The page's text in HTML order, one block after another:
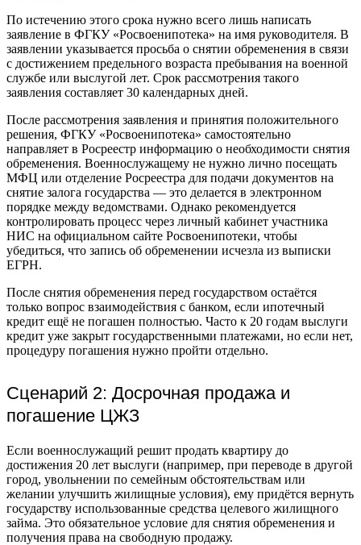
По истечению этого срока нужно всего лишь написать
заявление в ФГКУ «Росвоенипотека» на имя руководителя. В
заявлении указывается просьба о снятии обременения в связи
с достижением предельного возраста пребывания на военной
службе или выслугой лет. Срок рассмотрения такого
заявления составляет 30 календарных дней.
После рассмотрения заявления и принятия положительного
решения, ФГКУ «Росвоенипотека» самостоятельно
направляет в Росреестр информацию о необходимости снятия
обременения. Военнослужащему не нужно лично посещать
МФЦ или отделение Росреестра для подачи документов на
снятие залога государства — это делается в электронном
порядке между ведомствами. Однако рекомендуется
контролировать процесс через личный кабинет участника
НИС на официальном сайте Росвоенипотеки, чтобы
убедиться, что запись об обременении исчезла из выписки
ЕГРН.
После снятия обременения перед государством остаётся
только вопрос взаимодействия с банком, если ипотечный
кредит ещё не погашен полностью. Часто к 20 годам выслуги
кредит уже закрыт государственными платежами, но если нет,
процедуру погашения нужно пройти отдельно.
Сценарий 2: Досрочная продажа и
погашение ЦЖЗ
Если военнослужащий решит продать квартиру до
достижения 20 лет выслуги (например, при переводе в другой
город, увольнении по семейным обстоятельствам или
желании улучшить жилищные условия), ему придётся вернуть
государству использованные средства целевого жилищного
займа. Это обязательное условие для снятия обременения и
получения права на свободную продажу.